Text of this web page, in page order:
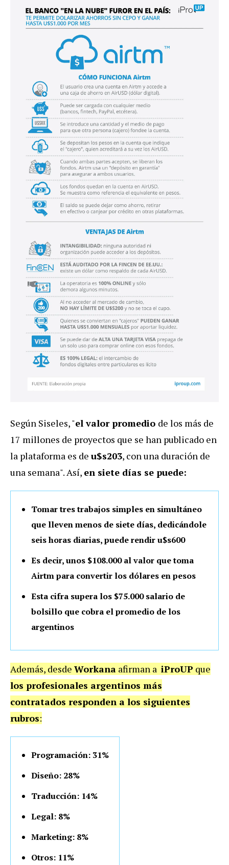
Según Siseles, "el valor promedio de los más de
17 millones de proyectos que se han publicado en
la plataforma es de u$s203, con una duración de
una semana". Así, en siete días se puede:
Tomar tres trabajos simples en simultáneo
que lleven menos de siete días, dedicándole
seis horas diarias, puede rendir u$s600
Es decir, unos $108.000 al valor que toma
Airtm para convertir los dólares en pesos
Esta cifra supera los $75.000 salario de
bolsillo que cobra el promedio de los
argentinos
Además, desde Workana afirman a iProUP que
los profesionales argentinos más
contratados responden a los siguientes
rubros:
Programación: 31%
Diseño: 28%
Traducción: 14%
Legal: 8%
Marketing: 8%
Otros: 11%